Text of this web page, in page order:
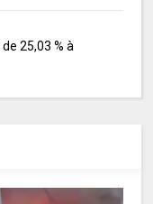
25,03 % à